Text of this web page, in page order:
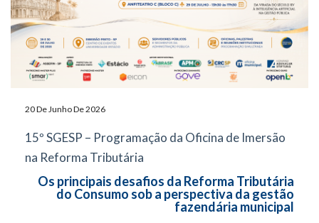
20 De Junho De 2026
15º SGESP – Programação da Oficina de Imersão
na Reforma Tributária
Os principais desafios da Reforma Tributária
do Consumo sob a perspectiva da gestão
fazendária municipal